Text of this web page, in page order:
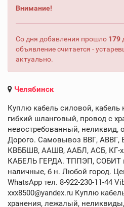
Внимание!
Со дня добавления прошло 179
объявление считается -
актуально.
Челябинск
Куплю кабель силовой, кабель
гибкий шланговый, провод с
невостребованный, неликвид,
Дорого. Самовывоз ВВГ,
КВББШВ, ААШВ, ААБЛ, АСБ,
КАБЕЛЬ ГЕРДА. ТППЭП, СОБИТ
наличные, б н. Любой город.
WhatsApp тел. 8-922-230-11-44
xxx8500@yandex.ru Куплю
хранения, лежалый,